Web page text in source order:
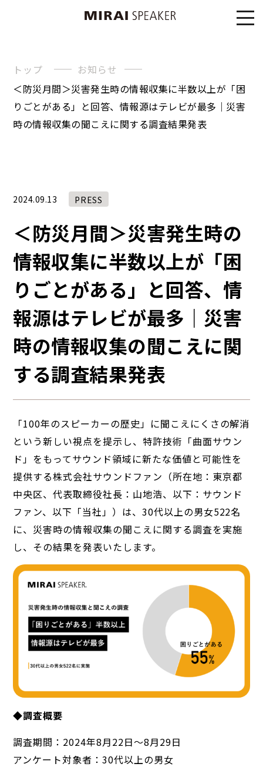
トップ
お知らせ
＜防災月間＞災害発生時の情報収集に半数以上が「困
りごとがある」と回答、情報源はテレビが最多｜災害
時の情報収集の聞こえに関する調査結果発表
2024.09.13 PRESS
＜防災月間＞災害発生時の
情報収集に半数以上が「困
りごとがある」と回答、情
報源はテレビが最多｜災害
時の情報収集の聞こえに関
する調査結果発表
「100年のスピーカーの歴史」に聞こえにくさの解消
という新しい視点を提示し、特許技術「曲面サウン
ド」をもってサウンド領域に新たな価値と可能性を
提供する株式会社サウンドファン（所在地：東京都
中央区、代表取締役社長：山地浩、以下：サウンド
ファン、以下「当社」）は、30代以上の男女522名
に、災害時の情報収集の聞こえに関する調査を実施
し、その結果を発表いたします。
◆調査概要
調査期間：2024年8月22日〜8月29日
アンケート対象者：30代以上の男女